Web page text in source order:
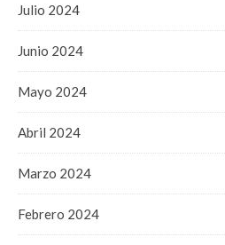
Julio 2024
Junio 2024
Mayo 2024
Abril 2024
Marzo 2024
Febrero 2024